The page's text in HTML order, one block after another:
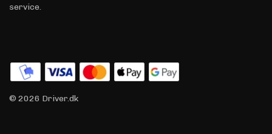
service.
© 2026 Driver.dk